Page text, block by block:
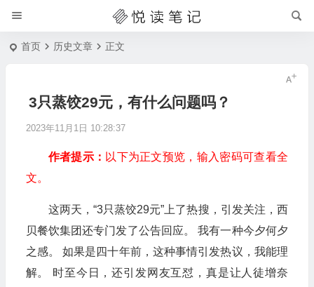
首页 历史文章 正文
3只蒸饺29元，有什么问题吗？
2023年11月1日 10:28:37
作者提示： 以下为正文预览，输入密码可查看全
文。
这两天，“3只蒸饺29元”上了热搜，引发关注，西
贝餐饮集团还专门发了公告回应。 我有一种今夕何夕
之感。 如果是四十年前，这种事情引发热议，我能理
解。 时至今日，还引发网友互怼，真是让人徒增奈